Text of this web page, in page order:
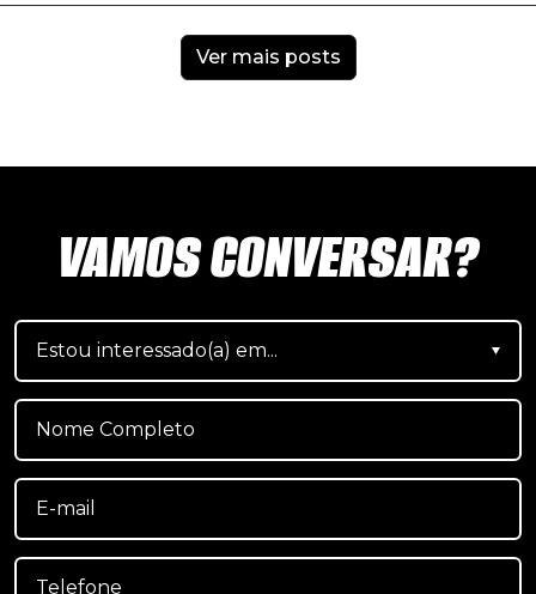
Ver mais posts
VAMOS CONVERSAR?